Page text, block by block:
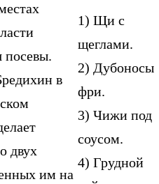
посевы.
в
двух
им на
1) Щи с
щеглами.
2) Дубоносы
фри.
3) Чижи под
соусом.
4) Грудной